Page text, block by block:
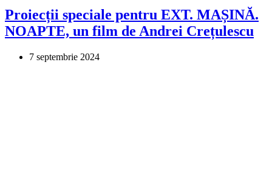
Proiecții speciale pentru EXT. MAȘINĂ.
NOAPTE, un film de Andrei Crețulescu
7 septembrie 2024